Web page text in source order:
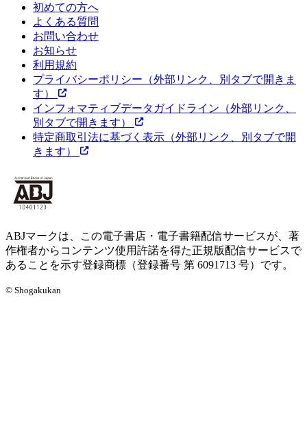
初めての方へ
よくある質問
お問い合わせ
お知らせ
利用規約
プライバシーポリシー （外部リンク、別タブで開きま
す）
インフォマティブデータガイドライン （外部リンク、
別タブで開きます）
特定商取引法に基づく表示 （外部リンク、別タブで開
きます）
ABJマークは、この電子書店・電子書籍配信サービスが、著
作権者からコンテンツ使用許諾を得た正規版配信サービスで
あることを示す登録商標（登録番号 第 6091713 号）です。
© Shogakukan